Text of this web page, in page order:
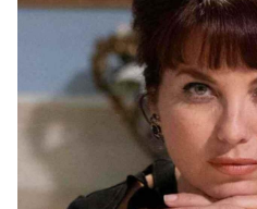
Categorie
NOTIZIE
ANTEPRIME